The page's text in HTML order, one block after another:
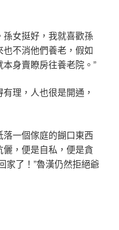
女挺好，我就喜歡孫
不消他們養老，假如
身賣瞭房往養老院。”
理，人也很是開通，
一個傢庭的餬口東西
，便是自私，便是貪
家了！”魯漢仍然拒絕爺